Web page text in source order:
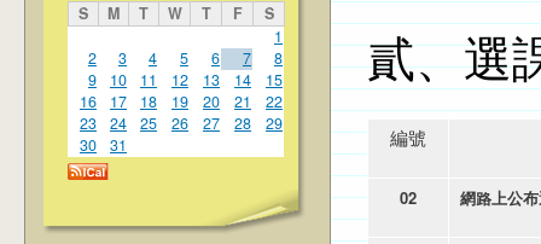
S M T W T F
S
1
2
3 4 5 6 7
8
9
10 11 12 13 14
15
16
17 18 19 20 21
22
23
24 25 26 27 28
29
30
31
貳、選
編號
02 網路上公